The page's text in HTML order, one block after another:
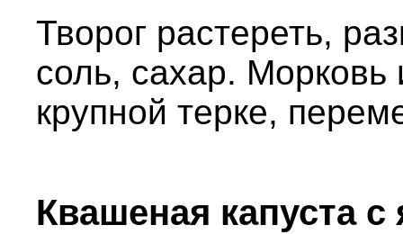
Творог растереть,
соль, сахар. Морковь
крупной терке,
Квашеная капуста